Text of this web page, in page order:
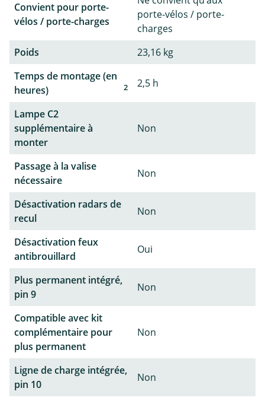
Convient pour porte-
vélos / porte-charges
porte-vélos / porte-
charges
Poids
23,16 kg
Temps de montage (en
heures)
2 2,5 h
Lampe C2
supplémentaire à
monter
Non
Passage à la valise
nécessaire
Non
Désactivation radars de
recul
Non
Désactivation feux
antibrouillard
Oui
Plus permanent intégré,
pin 9
Non
Compatible avec kit
complémentaire pour
plus permanent
Non
Ligne de charge intégrée,
pin 10
Non